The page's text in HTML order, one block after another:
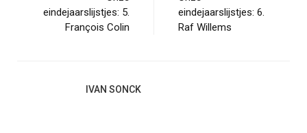
eindejaarslijstjes: 5.
François Colin
eindejaarslijstjes: 6.
Raf Willems
IVAN SONCK